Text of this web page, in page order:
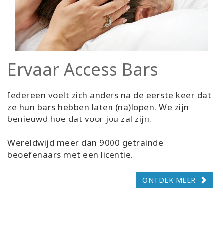
Ervaar Access Bars
Iedereen voelt zich anders na de eerste keer dat
ze hun bars hebben laten (na)lopen. We zijn
benieuwd hoe dat voor jou zal zijn.
Wereldwijd meer dan 9000 getrainde
beoefenaars met een licentie.
ONTDEK MEER